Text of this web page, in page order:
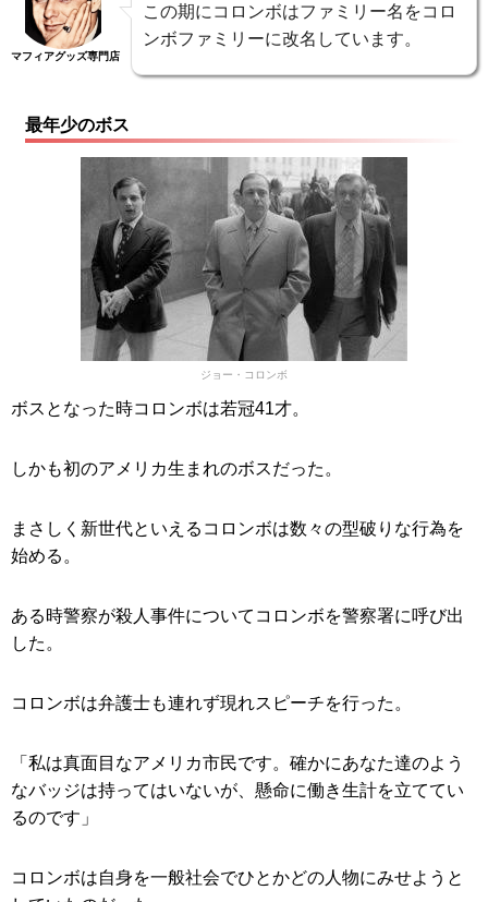
マフィアグッズ専門店
この期にコロンボはファミリー名をコロ
ンボファミリーに改名しています。
最年少のボス
ジョー・コロンボ
ボスとなった時コロンボは若冠41才。
しかも初のアメリカ生まれのボスだった。
まさしく新世代といえるコロンボは数々の型破りな行為を
始める。
ある時警察が殺人事件についてコロンボを警察署に呼び出
した。
コロンボは弁護士も連れず現れスピーチを行った。
「私は真面目なアメリカ市民です。確かにあなた達のよう
なバッジは持ってはいないが、懸命に働き生計を立ててい
るのです」
コロンボは自身を一般社会でひとかどの人物にみせようと